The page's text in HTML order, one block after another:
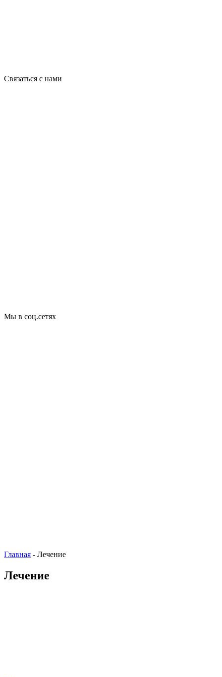
Связаться с нами
Мы в соц.сетях
Главная - Лечение
Лечение